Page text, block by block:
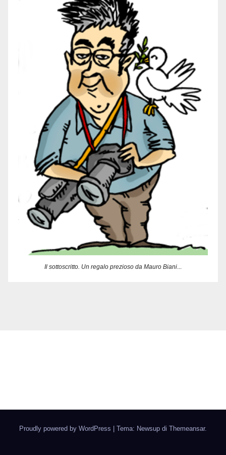
Il sottoscritto. Un regalo prezioso da Mauro Biani...
Proudly powered by WordPress Tema: Newsup di Themeansar.